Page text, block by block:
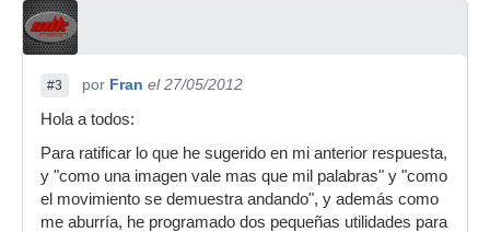
#3 por Fran el 27/05/2012
Hola a todos:
Para ratificar lo que he sugerido en mi anterior respuesta,
y "como una imagen vale mas que mil palabras" y "como
el movimiento se demuestra andando", y además como
me aburría, he programado dos pequeñas utilidades para